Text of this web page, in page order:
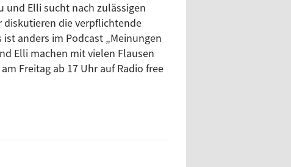
Elli sucht nach zulässigen
diskutieren die verpflichtende
anders im Podcast „Meinungen
Elli machen mit vielen Flausen
Freitag ab 17 Uhr auf Radio free